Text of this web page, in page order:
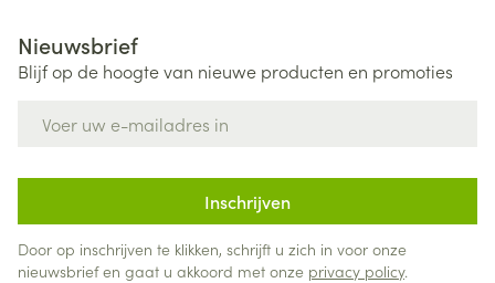
Nieuwsbrief
Blijf op de hoogte van nieuwe producten en promoties
Inschrijven
Door op inschrijven te klikken, schrijft u zich in voor onze
nieuwsbrief en gaat u akkoord met onze privacy policy.